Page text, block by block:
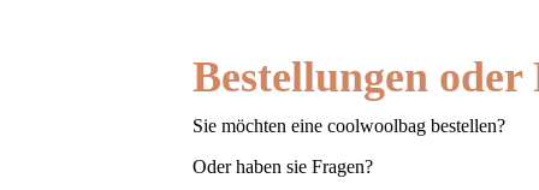
Bestellungen oder
Sie möchten eine coolwoolbag bestellen?
Oder haben sie Fragen?